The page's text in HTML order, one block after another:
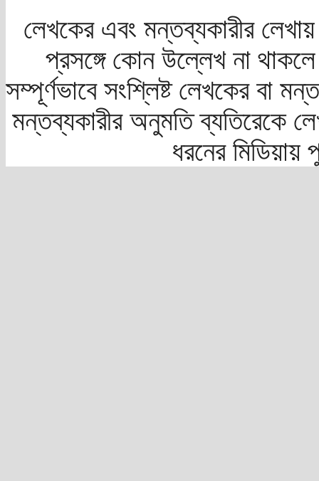
লেখকের এবং মন্তব্যকারীর
প্রসঙ্গে কোন উল্লেখ না
সম্পূর্ণভাবে সংশ্লিষ্ট লেখকের বা
মন্তব্যকারীর অনুমতি ব্যতিরেকে
ধরনের মিডিয়ায়